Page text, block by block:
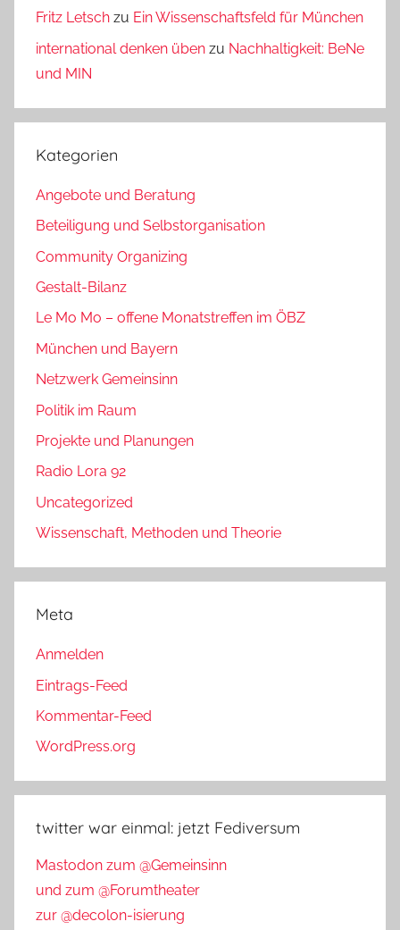
Fritz Letsch zu Ein Wissenschaftsfeld für München
international denken üben zu Nachhaltigkeit: BeNe
und MIN
Kategorien
Angebote und Beratung
Beteiligung und Selbstorganisation
Community Organizing
Gestalt-Bilanz
Le Mo Mo – offene Monatstreffen im ÖBZ
München und Bayern
Netzwerk Gemeinsinn
Politik im Raum
Projekte und Planungen
Radio Lora 92
Uncategorized
Wissenschaft, Methoden und Theorie
Meta
Anmelden
Eintrags-Feed
Kommentar-Feed
WordPress.org
twitter war einmal: jetzt Fediversum
Mastodon zum @Gemeinsinn
und zum @Forumtheater
zur @decolon-isierung